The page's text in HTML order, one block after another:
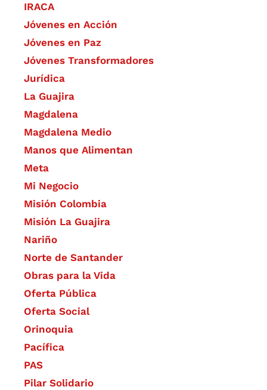
IRACA
Jóvenes en Acción
Jóvenes en Paz
Jóvenes Transformadores
Jurídica
La Guajira
Magdalena
Magdalena Medio
Manos que Alimentan
Meta
Mi Negocio
Misión Colombia
Misión La Guajira
Nariño
Norte de Santander
Obras para la Vida
Oferta Pública
Oferta Social​​
Orinoquia
Pacífica
PAS
Pilar Solidario